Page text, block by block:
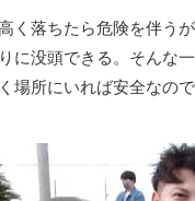
く落ちたら危険を伴う
に没頭できる。そんな
場所にいれば安全なの